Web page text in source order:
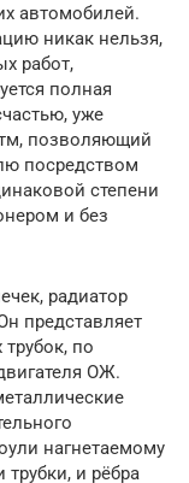
автомобилей.
никак нельзя,
работ,
полная
уже
позволяющий
посредством
степени
и без
радиатор
представляет
по
ОЖ.
нагнетаемому
и рёбра